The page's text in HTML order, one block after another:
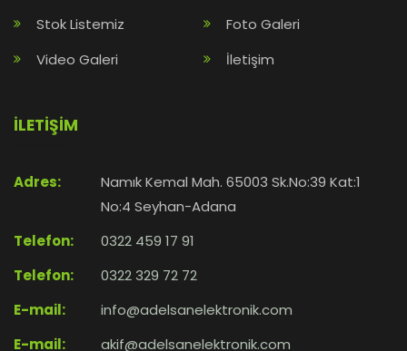
Stok Listemiz
Foto Galeri
Video Galeri
İletişim
İLETİŞİM
Adres:
Namık Kemal Mah. 65003 Sk.No:39 Kat:1
No:4 Seyhan-Adana
Telefon:
0322 459 17 91
Telefon:
0322 329 72 72
E-mail:
info@adelsanelektronik.com
E-mail:
akif@adelsanelektronik.com